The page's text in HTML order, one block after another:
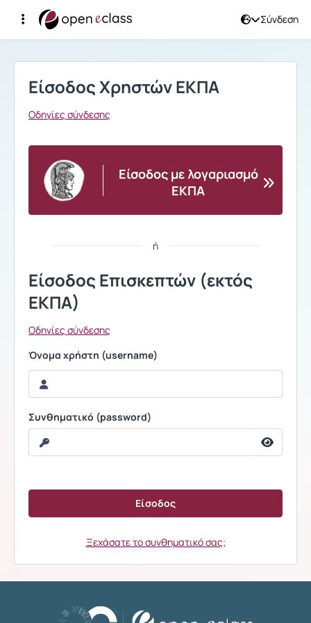
Σύνδεση
Σύνδεση
Είσοδος Χρηστών ΕΚΠΑ
Οδηγίες σύνδεσης
Είσοδος με λογαριασμό
ΕΚΠΑ
ή
Είσοδος Επισκεπτών (εκτός
ΕΚΠΑ)
Οδηγίες σύνδεσης
Όνομα χρήστη (username)
Συνθηματικό (password)
Ξεχάσατε το συνθηματικό σας;